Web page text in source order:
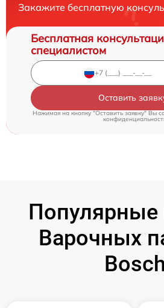
Закажите бесплатную
Бесплатная
специалистом
Оставить
Нажимая на кнопку "Оставить заявку" Вы
Популярные
Варочных
Bosch